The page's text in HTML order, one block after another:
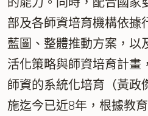
部及各師資培育機構依據
藍圖、整體推動方案，以
活化策略與師資培育計畫
師資的系統化培育（黃政
施迄今已近8年，根據教